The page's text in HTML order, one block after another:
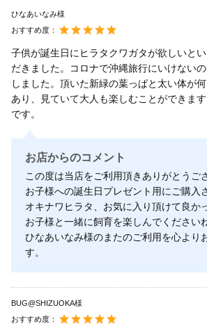
ひなあいなみ様
おすすめ度：
子供が誕生日にヒラタクワガタが欲しいと
だきました。コロナで沖縄旅行にいけない
しました。頂いた新緑の葉っぱと太い体が
あり、見ていて大人も楽しむことができま
です。
お店からのコメント
この度は当店をご利用頂きありがとうご
お子様への誕生日プレゼント用にご購入
オキナワヒラタ、お気に入り頂けて良か
お子様と一緒に飼育を楽しんでください
ひなあいなみ様のまたのご利用を心より
す。
BUG@SHIZUOKA様
おすすめ度：